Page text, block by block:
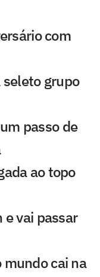
com
grupo
passo de
ao topo
vai passar
cai na